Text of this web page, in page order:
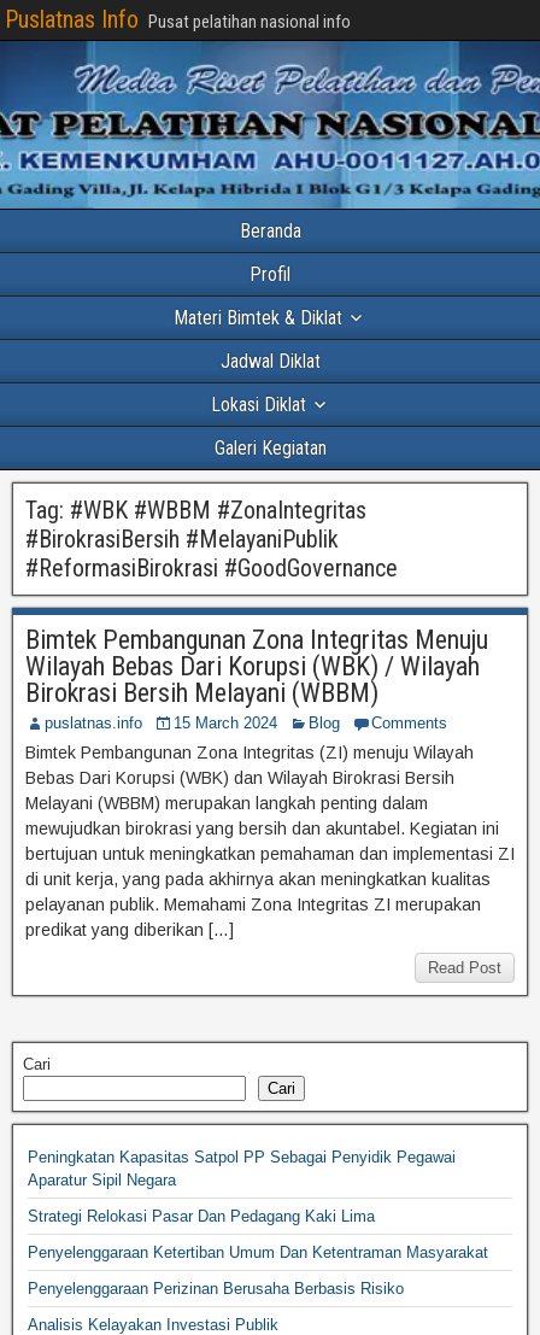
Puslatnas Info Pusat pelatihan nasional info
Beranda
Profil
Materi Bimtek & Diklat
Jadwal Diklat
Lokasi Diklat
Galeri Kegiatan
Tag: #WBK #WBBM #ZonaIntegritas
#BirokrasiBersih #MelayaniPublik
#ReformasiBirokrasi #GoodGovernance
Bimtek Pembangunan Zona Integritas Menuju
Wilayah Bebas Dari Korupsi (WBK) / Wilayah
Birokrasi Bersih Melayani (WBBM)
puslatnas.info 15 March 2024 Blog Comments
Bimtek Pembangunan Zona Integritas (ZI) menuju Wilayah
Bebas Dari Korupsi (WBK) dan Wilayah Birokrasi Bersih
Melayani (WBBM) merupakan langkah penting dalam
mewujudkan birokrasi yang bersih dan akuntabel. Kegiatan ini
bertujuan untuk meningkatkan pemahaman dan implementasi ZI
di unit kerja, yang pada akhirnya akan meningkatkan kualitas
pelayanan publik. Memahami Zona Integritas ZI merupakan
predikat yang diberikan […]
Read Post
Cari
Cari
Peningkatan Kapasitas Satpol PP Sebagai Penyidik Pegawai
Aparatur Sipil Negara
Strategi Relokasi Pasar Dan Pedagang Kaki Lima
Penyelenggaraan Ketertiban Umum Dan Ketentraman Masyarakat
Penyelenggaraan Perizinan Berusaha Berbasis Risiko
Analisis Kelayakan Investasi Publik